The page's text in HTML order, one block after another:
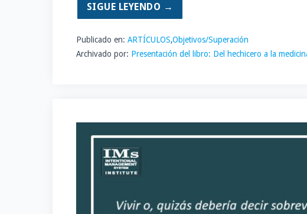
SIGUE LEYENDO →
Publicado en: ARTÍCULOS,Objetivos/Superación
Archivado por: Presentación del libro: Del hechicero a la